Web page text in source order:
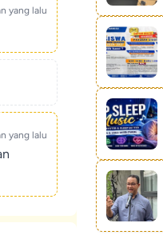
yang lalu
yang lalu